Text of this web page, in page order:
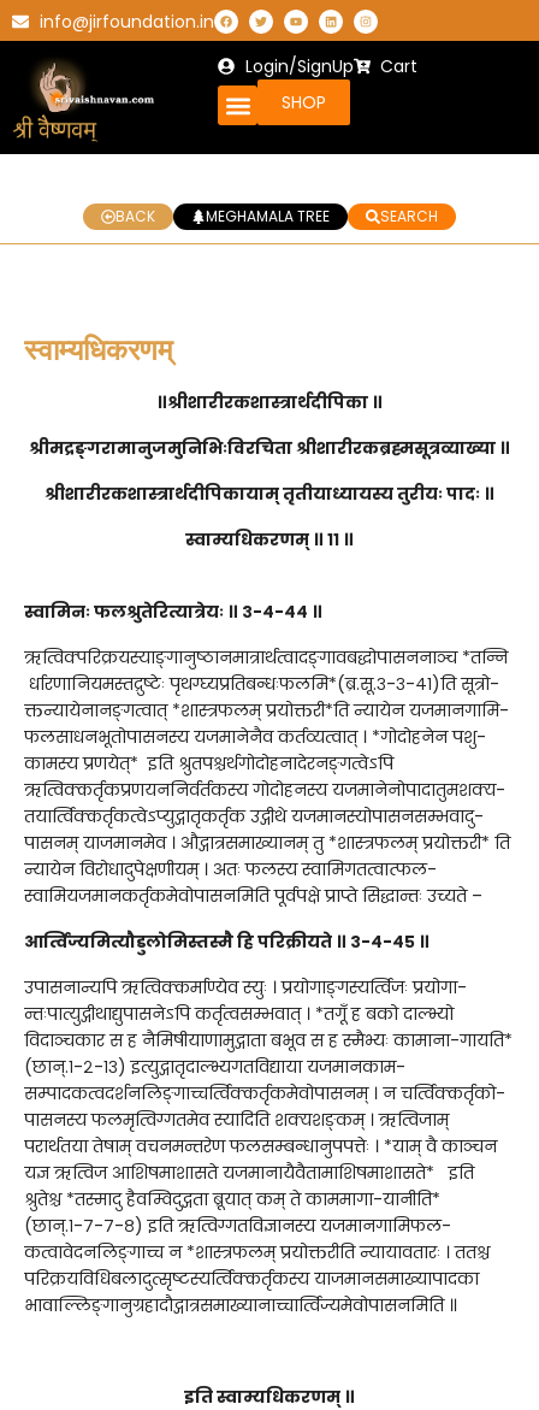
info@jirfoundation.in
Login/SignUp
Cart
SHOP
BACK MEGHAMALA TREE SEARCH
स्वाम्यधिकरणम्
॥श्रीशारीरकशास्त्रार्थदीपिका ॥
श्रीमद्रङ्गरामानुजमुनिभिःविरचिता श्रीशारीरकब्रह्मसूत्रव्याख्या ॥
श्रीशारीरकशास्त्रार्थदीपिकायाम् तृतीयाध्यायस्य तुरीयः पादः ॥
स्वाम्यधिकरणम् ॥ ११ ॥
स्वामिनः फलश्रुतेरित्यात्रेयः ॥ ३-४-४४ ॥
ऋत्विक्परिक्रयस्याङ्गानुष्ठानमात्रार्थत्वादङ्गावबद्धोपासननाञ्च *तन्नि
र्धारणानियमस्तद्रुष्टेः पृथग्घ्यप्रतिबन्धःफलमि*(ब्र.सू.३-३-४१)ति सूत्रो-
क्तन्यायेनानङ्गत्वात् *शास्त्रफलम् प्रयोक्तरी*ति न्यायेन यजमानगामि-
फलसाधनभूतोपासनस्य यजमानेनैव कर्तव्यत्वात् । *गोदोहनेन पशु-
कामस्य प्रणयेत्* इति श्रुतपश्चर्थगोदोहनादेरनङ्गत्वेऽपि
ऋत्विक्कर्तृकप्रणयननिर्वर्तकस्य गोदोहनस्य यजमानेनोपादातुमशक्य-
तयार्त्विक्कर्तृकत्वेऽप्युद्गातृकर्तृक उद्गीथे यजमानस्योपासनसम्भवादु-
पासनम् याजमानमेव । औद्गात्रसमाख्यानम् तु *शास्त्रफलम् प्रयोक्तरी* ति
न्यायेन विरोधादुपेक्षणीयम् । अतः फलस्य स्वामिगतत्वात्फल-
स्वामियजमानकर्तृकमेवोपासनमिति पूर्वपक्षे प्राप्ते सिद्धान्तः उच्यते –
आर्त्विज्यमित्यौडुलोमिस्तस्मै हि परिक्रीयते ॥ ३-४-४५ ॥
उपासनान्यपि ऋत्विक्कर्माण्येव स्युः । प्रयोगाङ्गस्यर्त्विजः प्रयोगा-
न्तःपात्युद्गीथाद्युपासनेऽपि कर्तृत्वसम्भवात् । *तगूँ ह बको दाल्भ्यो
विदाञ्चकार स ह नैमिषीयाणामुद्गाता बभूव स ह स्मैभ्यः कामाना-गायति*
(छान्.१-२-१३) इत्युद्गातृदाल्भ्यगतविद्याया यजमानकाम-
सम्पादकत्वदर्शनलिङ्गाच्चर्त्विक्कर्तृकमेवोपासनम् । न चर्त्विक्कर्तृको-
पासनस्य फलमृत्विग्गतमेव स्यादिति शक्यशङ्कम् । ऋत्विजाम्
परार्थतया तेषाम् वचनमन्तरेण फलसम्बन्धानुपपत्तेः । *याम् वै काञ्चन
यज्ञ ऋत्विज आशिषमाशासते यजमानायैवैतामाशिषमाशासते* इति
श्रुतेश्च *तस्मादु हैवम्विदुद्गता ब्रूयात् कम् ते काममागा-यानीति*
(छान्.१-७-७-८) इति ऋत्विग्गतविज्ञानस्य यजमानगामिफल-
कत्वावेदनलिङ्गाच्च न *शास्त्रफलम् प्रयोक्तरीति न्यायावतारः । ततश्च
परिक्रयविधिबलादुत्सृष्टस्यर्त्विक्कर्तृकस्य याजमानसमाख्यापादका
भावाल्लिङ्गानुग्रहादौद्गात्रसमाख्यानाच्चार्त्विज्यमेवोपासनमिति ॥
इति स्वाम्यधिकरणम् ॥